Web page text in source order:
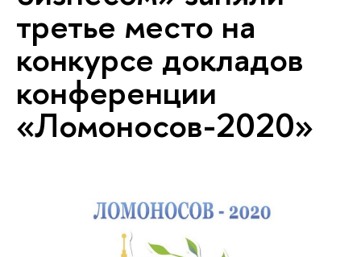
третье место на
конкурсе докладов
конференции
«Ломоносов-2020»